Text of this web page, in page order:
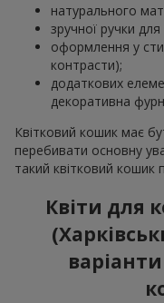
натурального
зручної ручки
оформлення у
контрасти);
додаткових
декоративна
Квітковий кошик має
перебивати основну
такий квітковий кошик
Квіти для